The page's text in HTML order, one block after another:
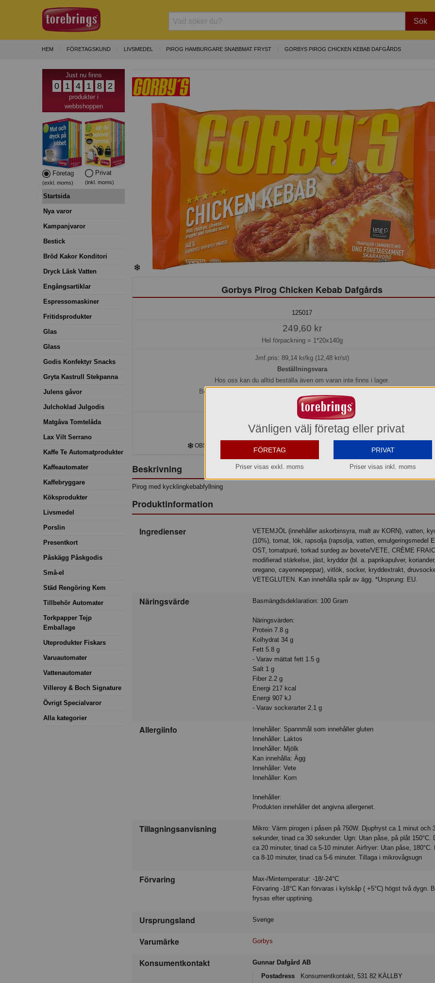
Sök
HEM FÖRETAGSKUND LIVSMEDEL PIROG HAMBURGARE SNABBMAT FRYST GORBYS PIROG CHICKEN KEBAB DAFGÅRDS
Just nu finns
0 1 4 1 8 2
produkter i
webbshoppen
Företag
(exkl. moms)
Privat
(inkl. moms)
Startsida
Nya varor
Kampanjvaror
Bestick
Bröd Kakor Konditori
Dryck Läsk Vatten
Engångsartiklar
Espressomaskiner
Fritidsprodukter
Glas
Glass
Godis Konfektyr Snacks
Gryta Kastrull Stekpanna
Julens gåvor
Julchoklad Julgodis
Matgåva Tomtelåda
Lax Vilt Serrano
Kaffe Te Automatprodukter
Kaffeautomater
Kaffebryggare
Köksprodukter
Livsmedel
Porslin
Presentkort
Påskägg Påskgodis
Små-el
Städ Rengöring Kem
Tillbehör Automater
Torkpapper Tejp
Emballage
Uteprodukter Fiskars
Varuautomater
Vattenautomater
Villeroy & Boch Signature
Övrigt Specialvaror
Alla kategorier
Gorbys Pirog Chicken Kebab Dafgårds
125017
249,60 kr
Hel förpackning = 1*20x140g
Jmf.pris: 89,14 kr/kg (12,48 kr/st)
Beställningsvara
Hos oss kan du alltid beställa även om varan inte finns i lager.
Beställ idag före kl. 15:00 så beräknar vi få in den i lager den 2026-08-13.
Transporttid till Dig som kund tillkommer.
Köp »
OBS! Frysvara. Levereras med frystransport, eller hämta själva vid vårt lager i Aneby.
Beskrivning
Pirog med kycklingkebabfyllning
Produktinformation
Ingredienser
VETEMJÖL (innehåller askorbinsyra, malt av KORN), vatten, kyckling*
(10%), tomat, lök, rapsolja (rapsolja, vatten, emulgeringsmedel
OST, tomatpuré, torkad surdeg av bovete/VETE, CRÈME
modifierad stärkelse, jäst, kryddor (bl. a. paprikapulver,
oregano, cayennepeppar), vitlök, socker, kryddextrakt,
VETEGLUTEN. Kan innehålla spår av ägg. *Ursprung: EU.
Näringsvärde Basmängdsdeklaration: 100 Gram
Näringsvärden:
Protein 7.8 g
Kolhydrat 34 g
Fett 5.8 g
- Varav mättat fett 1.5 g
Salt 1 g
Fiber 2.2 g
Energi 217 kcal
Energi 907 kJ
- Varav sockerarter 2.1 g
Allergiinfo
Innehåller: Spannmål som innehåller gluten
Innehåller: Laktos
Innehåller: Mjölk
Kan innehålla: Ägg
Innehåller: Vete
Innehåller: Korn
Innehåller:
Produkten innehåller det angivna allergenet.
Tillagningsanvisning
Mikro: Värm pirogen i påsen på 750W. Djupfryst ca 1 minut och
sekunder, tinad ca 30 sekunder. Ugn: Utan påse, på plåt 150°C.
ca 20 minuter, tinad ca 5-10 minuter. Airfryer: Utan påse, 180°C.
ca 8-10 minuter, tinad ca 5-6 minuter. Tillaga i mikrovågsugn
Förvaring
Max-/Mintemperatur: -18/-24°C
Förvaring -18°C Kan förvaras i kylskåp ( +5°C) högst två dygn.
frysas efter upptining.
Ursprungsland Sverige
Varumärke Gorbys
Konsumentkontakt
Gunnar Dafgård AB
Postadress
Konsumentkontakt, 531 82 KÄLLBY
Vänligen välj företag eller privat
FÖRETAG
Priser visas exkl. moms
PRIVAT
Priser visas inkl. moms